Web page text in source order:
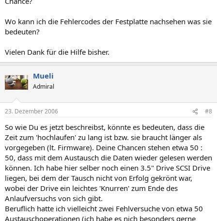
Wo kann ich die Fehlercodes der Festplatte nachsehen was sie
bedeuten?
Vielen Dank für die Hilfe bisher.
Mueli
Admiral
23. Dezember 2006 #8
So wie Du es jetzt beschreibst, könnte es bedeuten, dass die
Zeit zum 'hochlaufen' zu lang ist bzw. sie braucht länger als
vorgegeben (lt. Firmware). Deine Chancen stehen etwa 50 :
50, dass mit dem Austausch die Daten wieder gelesen werden
können. Ich habe hier selber noch einen 3.5" Drive SCSI Drive
liegen, bei dem der Tausch nicht von Erfolg gekrönt war,
wobei der Drive ein leichtes 'Knurren' zum Ende des
Anlaufversuchs von sich gibt.
Beruflich hatte ich vielleicht zwei Fehlversuche von etwa 50
Austauschoperationen (ich habe es nich besonders gerne